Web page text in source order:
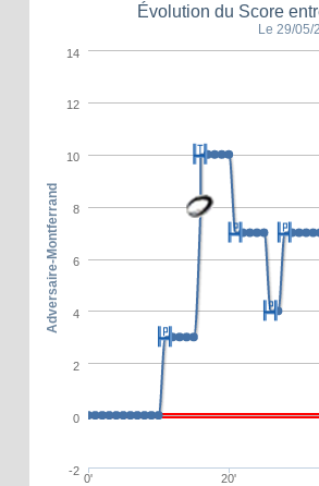
Évolution du Score
Le 29/05/
0' 20'
-2
0
2
4
6
8
10
12
14
Adversaire-Montferrand